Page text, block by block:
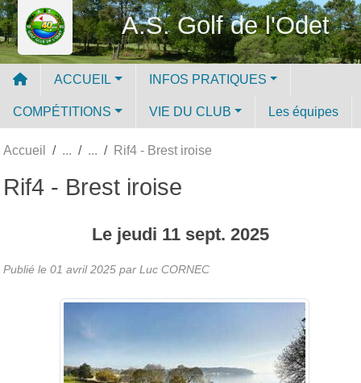
A.S. Golf de l'Odet
ACCUEIL INFOS PRATIQUES
COMPÉTITIONS VIE DU CLUB Les équipes
Accueil Rif4 - Brest iroise
Rif4 - Brest iroise
Le jeudi 11 sept. 2025
Publié le 01 avril 2025 par Luc CORNEC
Panneau de gestion des cookies